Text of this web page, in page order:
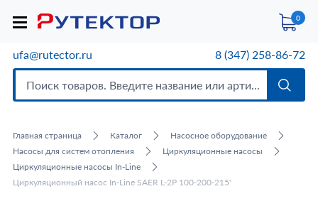
0
ufa@rutector.ru 8 (347) 258-86-72
Главная страница Каталог
Насосное оборудование
Насосы для систем отопления
Циркуляционные насосы
Циркуляционные насосы In-Line
Циркуляционный насос In-Line SAER L-2P 100-200-215'